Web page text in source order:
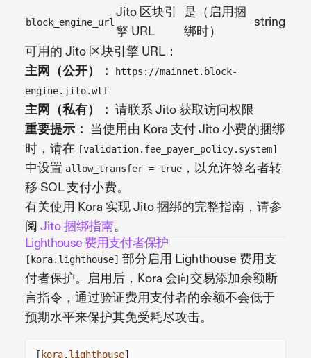
block_engine_url
Jito 区块引
擎 URL
是（启用捆
绑时）
string
可用的 Jito 区块引擎 URL：
主网（公开）：
https://mainnet.block-
engine.jito.wtf
主网（私有）： 请联系 Jito 获取访问权限
重要提示： 当使用由 Kora 支付 Jito 小费的捆绑
时，请在 [validation.fee_payer_policy.system]
中设置 allow_transfer = true ，以允许签名者转
移 SOL 支付小费。
有关使用 Kora 实现 Jito 捆绑的完整指南，请参
阅 Jito 捆绑指南。
Lighthouse 费用支付者保护
[kora.lighthouse] 部分启用 Lighthouse 费用支
付者保护。启用后，Kora 会向交易添加余额断
言指令，通过验证费用支付者的余额不会低于
预期水平来保护其免受耗尽攻击。
[ kora. lighthouse]